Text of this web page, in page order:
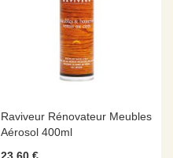
Raviveur Rénovateur Meubles
Aérosol 400ml
23,60 €